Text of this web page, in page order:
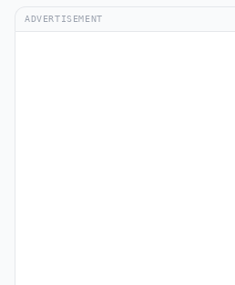
ADVERTISEMENT